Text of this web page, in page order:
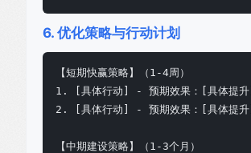
6. 优化策略与行动计划
【短期快赢策略】（1-4周）
1. [具体行动] - 预期效果：[具体提升]
2. [具体行动] - 预期效果：[具体提升]
【中期建设策略】（1-3个月）